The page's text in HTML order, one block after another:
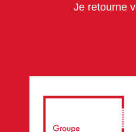
Je retourne